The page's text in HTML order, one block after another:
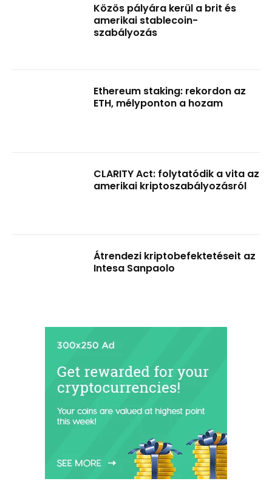
Közös pályára kerül a brit és
amerikai stablecoin-
szabályozás
Ethereum staking: rekordon az
ETH, mélyponton a hozam
CLARITY Act: folytatódik a vita az
amerikai kriptoszabályozásról
Átrendezi kriptobefektetéseit az
Intesa Sanpaolo